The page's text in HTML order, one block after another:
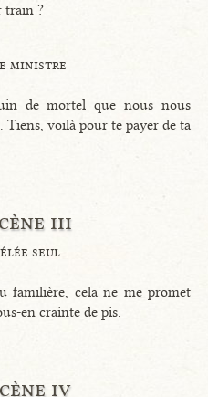
train ?
ministre
de mortel que nous nous
Tiens, voilà pour te payer de ta
iii
seul
familière, cela ne me promet
en crainte de pis.
iv